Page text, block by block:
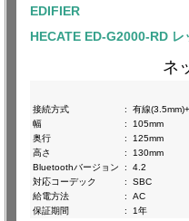
EDIFIER
HECATE ED-G2000-RD
ネ
接続方式
:
有線
幅
:
105mm
奥行
:
125mm
高さ
:
130mm
Bluetoothバージョン
:
4.2
対応コーデック
:
SBC
給電方法
:
AC
保証期間
: 1年